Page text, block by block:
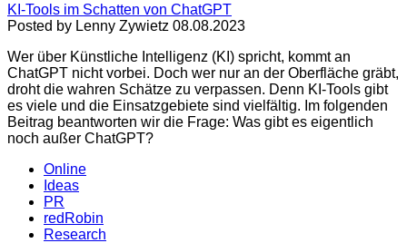
KI-Tools im Schatten von ChatGPT
Posted by Lenny Zywietz 08.08.2023
Wer über Künstliche Intelligenz (KI) spricht, kommt an
ChatGPT nicht vorbei. Doch wer nur an der Oberfläche gräbt,
droht die wahren Schätze zu verpassen. Denn KI-Tools gibt
es viele und die Einsatzgebiete sind vielfältig. Im folgenden
Beitrag beantworten wir die Frage: Was gibt es eigentlich
noch außer ChatGPT?
Online
Ideas
PR
redRobin
Research